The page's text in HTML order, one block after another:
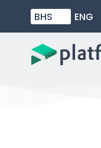
BHS ENG